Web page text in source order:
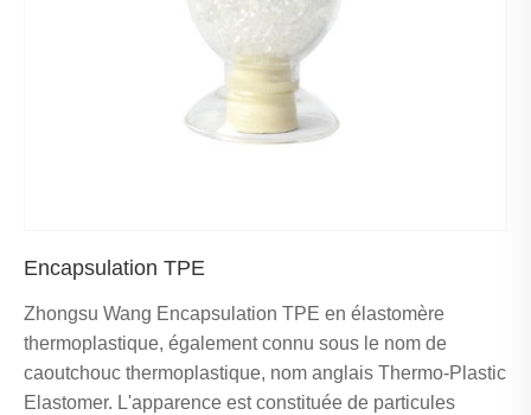
Encapsulation TPE
Zhongsu Wang Encapsulation TPE en élastomère
thermoplastique, également connu sous le nom de
caoutchouc thermoplastique, nom anglais Thermo-Plastic
Elastomer. L'apparence est constituée de particules